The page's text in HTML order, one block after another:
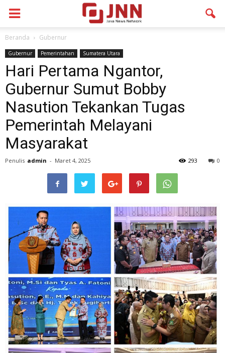
Beranda Gubernur
Gubernur Pemerintahan Sumatera Utara
Hari Pertama Ngantor,
Gubernur Sumut Bobby
Nasution Tekankan Tugas
Pemerintah Melayani
Masyarakat
Penulis admin - Maret 4, 2025 0
293